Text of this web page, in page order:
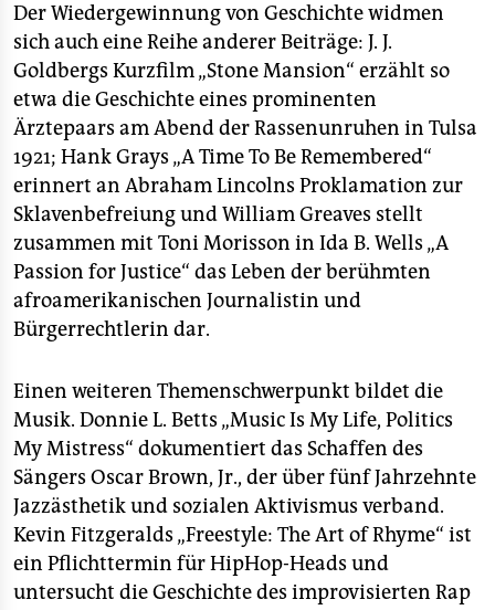
Der Wiedergewinnung von Geschichte widmen
sich auch eine Reihe anderer Beiträge: J. J.
Goldbergs Kurzfilm „Stone Mansion“ erzählt so
etwa die Geschichte eines prominenten
Ärztepaars am Abend der Rassenunruhen in Tulsa
1921; Hank Grays „A Time To Be Remembered“
erinnert an Abraham Lincolns Proklamation zur
Sklavenbefreiung und William Greaves stellt
zusammen mit Toni Morisson in Ida B. Wells „A
Passion for Justice“ das Leben der berühmten
afroamerikanischen Journalistin und
Bürgerrechtlerin dar.
Einen weiteren Themenschwerpunkt bildet die
Musik. Donnie L. Betts „Music Is My Life, Politics
My Mistress“ dokumentiert das Schaffen des
Sängers Oscar Brown, Jr., der über fünf Jahrzehnte
Jazzästhetik und sozialen Aktivismus verband.
Kevin Fitzgeralds „Freestyle: The Art of Rhyme“ ist
ein Pflichttermin für HipHop-Heads und
untersucht die Geschichte des improvisierten Rap